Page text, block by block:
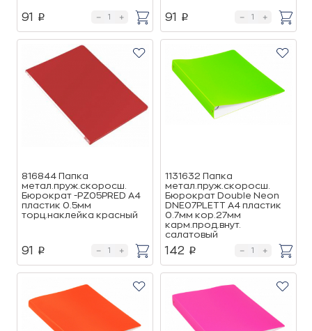
91 p 91 p
816844 Папка
метал.пруж.скоросш.
Бюрократ -PZ05PRED A4
пластик 0.5мм
торц.наклейка красный
91 p
1131632 Папка
метал.пруж.скоросш.
Бюрократ Double Neon
DNE07PLETT A4 пластик
0.7мм кор.27мм
карм.прод.внут.
салатовый
142 p